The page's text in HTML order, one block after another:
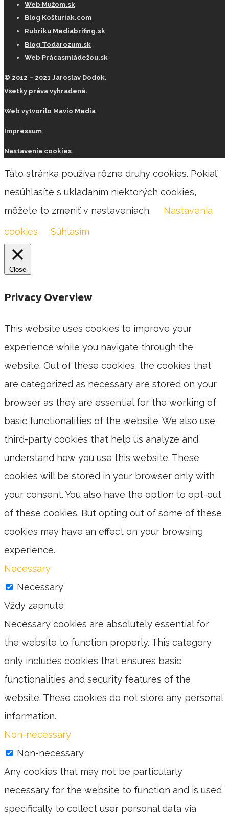
Web Mužom.sk
Blog Košturiak.com
Rubriku Mediabrifing.sk
Blog Todározum.sk
Web Prácasmládežou.sk
© 2012 – 2021 Jaroslav Dodok.
Všetky práva vyhradené.
Web vytvorilo Mavio Media
Impressum
Nastavenia cookies
Táto stránka používa rôzne druhy cookies. Pokiaľ
nesúhlasíte s ukladaním niektorých cookies,
môžete to zmeniť v nastaveniach.
Nastavenia
cookies
Súhlasím
Close
Privacy Overview
This website uses cookies to improve your
experience while you navigate through the
website. Out of these cookies, the cookies that
are categorized as necessary are stored on your
browser as they are essential for the working of
basic functionalities of the website. We also use
third-party cookies that help us analyze and
understand how you use this website. These
cookies will be stored in your browser only with
your consent. You also have the option to opt-out
of these cookies. But opting out of some of these
cookies may have an effect on your browsing
experience.
Necessary
Necessary
Vždy zapnuté
Necessary cookies are absolutely essential for
the website to function properly. This category
only includes cookies that ensures basic
functionalities and security features of the
website. These cookies do not store any personal
information.
Non-necessary
Non-necessary
Any cookies that may not be particularly
necessary for the website to function and is used
specifically to collect user personal data via